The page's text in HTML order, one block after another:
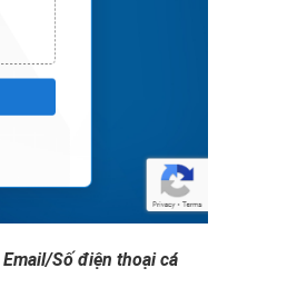
Email/Số điện thoại cá